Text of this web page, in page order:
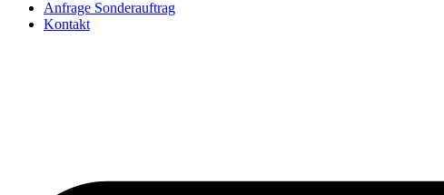
Anfrage Sonderauftrag
Kontakt